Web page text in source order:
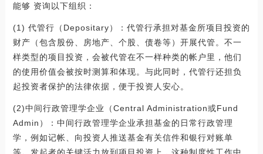
能够 资询以下组织：
(1) 代管行（Depositary）：代管行承担对基金所项目投资的
财产（包含股份、房地产、个股、债卷等）开展代管。不一
样类型的项目投资，会被代管在不一样种类的帐户里，他们
的使用价值会被按时测算和体现。与此同时，代管行还担负
起投资者保护的法律依据，便于投资人安心。
(2)中间行政管理学企业（Central Administration或Fund
Admin）：中间行政管理学企业承担基金的日常行政管理
学，例如记帐、向投资人推送基金有关信件和银行对账单
等。发起者的关键活力放到项目投资上，这种制度性工作中